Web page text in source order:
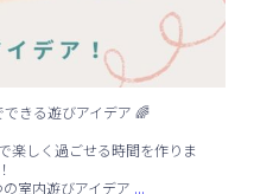
きる遊びアイデア 🌈
楽しく過ごせる時間を作りま
室内遊びアイデア ...